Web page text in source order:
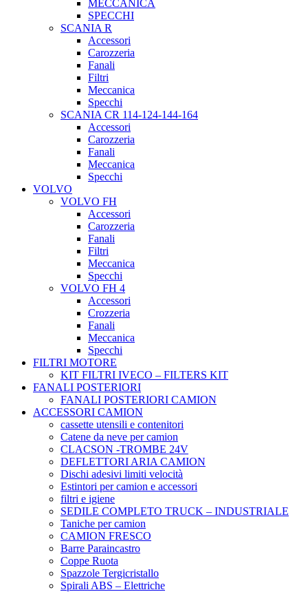
MECCANICA
SPECCHI
SCANIA R
Accessori
Carozzeria
Fanali
Filtri
Meccanica
Specchi
SCANIA CR 114-124-144-164
Accessori
Carozzeria
Fanali
Meccanica
Specchi
VOLVO
VOLVO FH
Accessori
Carozzeria
Fanali
Filtri
Meccanica
Specchi
VOLVO FH 4
Accessori
Crozzeria
Fanali
Meccanica
Specchi
FILTRI MOTORE
KIT FILTRI IVECO – FILTERS KIT
FANALI POSTERIORI
FANALI POSTERIORI CAMION
ACCESSORI CAMION
cassette utensili e contenitori
Catene da neve per camion
CLACSON -TROMBE 24V
DEFLETTORI ARIA CAMION
Dischi adesivi limiti velocità
Estintori per camion e accessori
filtri e igiene
SEDILE COMPLETO TRUCK – INDUSTRIALE
Taniche per camion
CAMION FRESCO
Barre Paraincastro
Coppe Ruota
Spazzole Tergicristallo
Spirali ABS – Elettriche